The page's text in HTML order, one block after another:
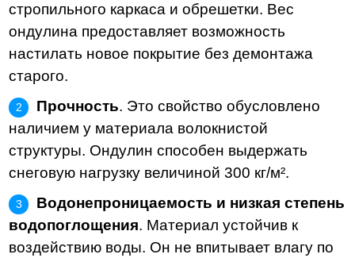
стропильного каркаса и обрешетки. Вес
ондулина предоставляет возможность
настилать новое покрытие без демонтажа
старого.
Прочность. Это свойство обусловлено
наличием у материала волокнистой
структуры. Ондулин способен выдержать
снеговую нагрузку величиной 300 кг/м².
Водонепроницаемость и низкая степень
водопоглощения. Материал устойчив к
воздействию воды. Он не впитывает влагу по